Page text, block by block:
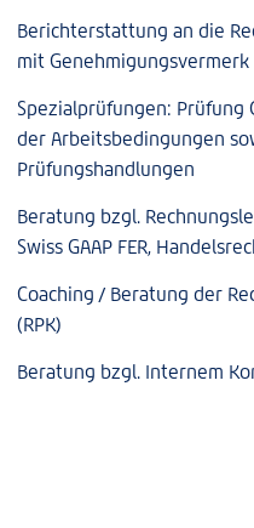
Berichterstattung an die
mit Genehmigungsvermerk
Spezialprüfungen: Prüfung
der Arbeitsbedingungen
Prüfungshandlungen
Beratung bzgl.
Swiss GAAP FER,
Coaching / Beratung der
(RPK)
Beratung bzgl. Internem